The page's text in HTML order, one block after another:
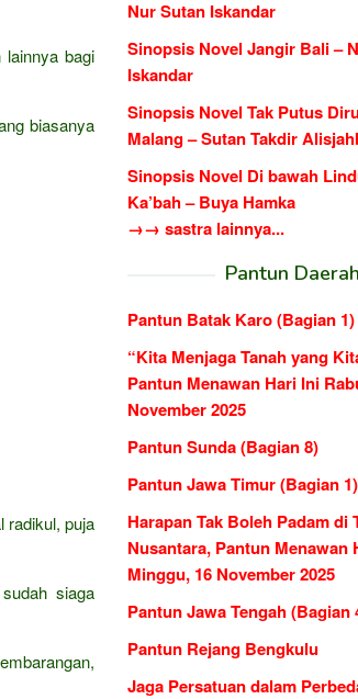
lainnya bagi
biasanya
radikul, puja
siaga
Nur Sutan Iskandar
Sinopsis Novel Jangir Bali –
Iskandar
Sinopsis Novel Tak Putus
Malang – Sutan Takdir
Sinopsis Novel Di bawah
Ka’bah – Buya Hamka
→→ sastra lainnya...
Pantun Daerah
Pantun Batak Karo (Bagian 1)
“Kita Menjaga Tanah yang
Pantun Menawan Hari Ini
November 2025
Pantun Sunda (Bagian 8)
Pantun Jawa Timur (Bagian 1)
Harapan Tak Boleh Padam di
Nusantara, Pantun Menawan
Minggu, 16 November 2025
Pantun Jawa Tengah (Bagian
Pantun Rejang Bengkulu
Jaga Persatuan dalam